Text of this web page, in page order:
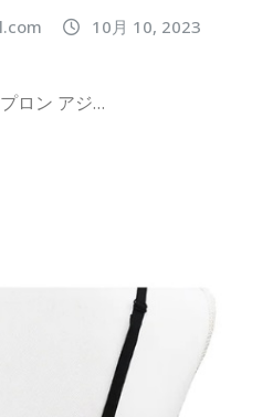
10月 10, 2023
ロン アジ…